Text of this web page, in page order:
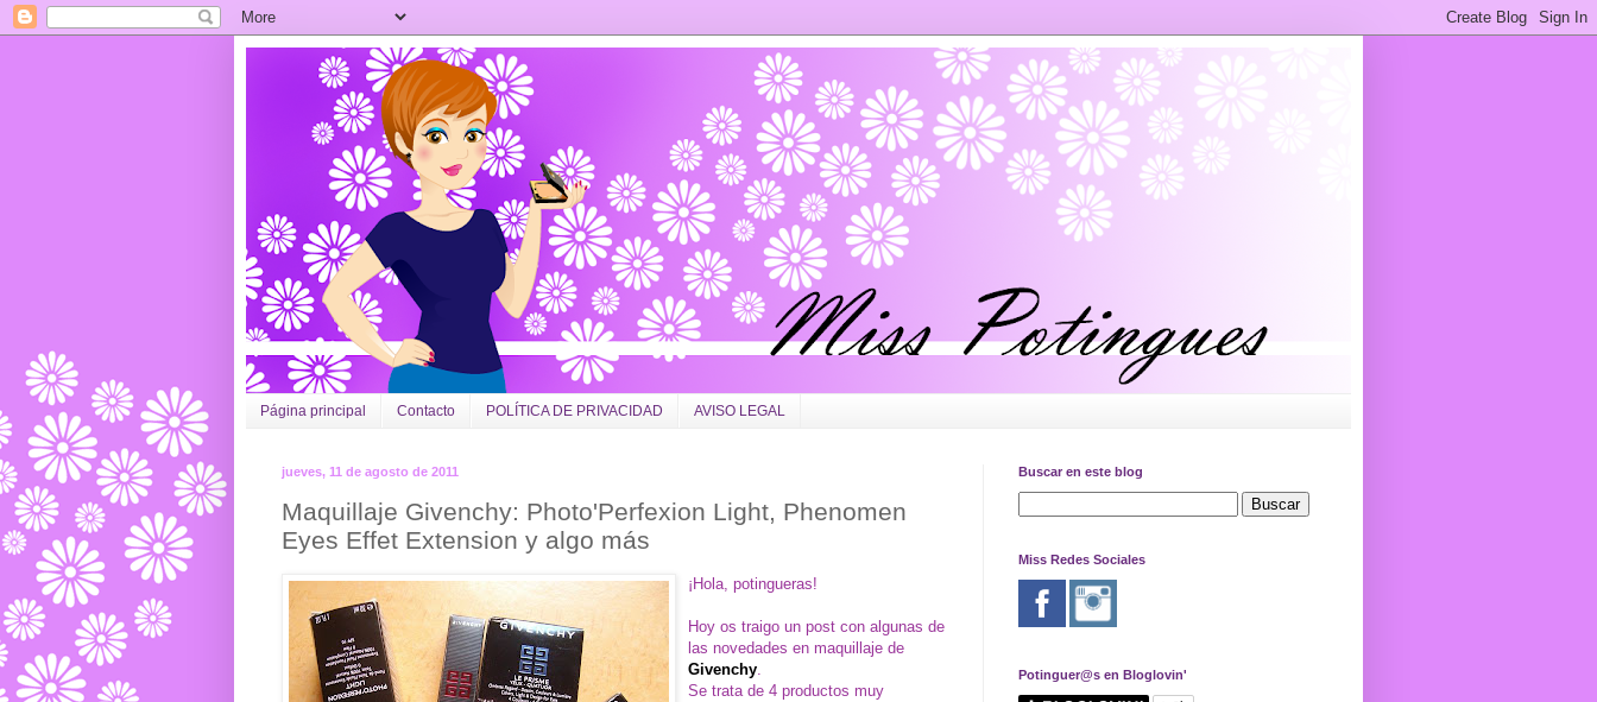
Página principal Contacto POLÍTICA DE PRIVACIDAD AVISO LEGAL
jueves, 11 de agosto de 2011
Maquillaje Givenchy: Photo'Perfexion Light, Phenomen
Eyes Effet Extension y algo más
¡Hola, potingueras!
Hoy os traigo un post con algunas de
las novedades en maquillaje de
Givenchy.
Se trata de 4 productos muy
Buscar en este blog
Miss Redes Sociales
Potinguer@s en Bloglovin'